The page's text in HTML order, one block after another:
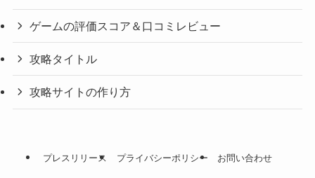
ゲームの評価スコア＆口コミレビュー
攻略タイトル
攻略サイトの作り方
プレスリリース プライバシーポリシー お問い合わせ